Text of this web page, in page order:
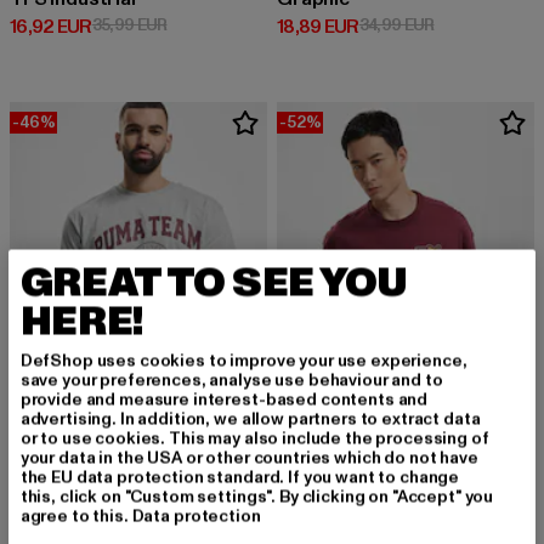
16,92 EUR
Derzeitiger Preis: 16,92 EUR
35,99 EURAktionspreis: 35,99 EUR
18,89 EUR
Derzeitiger Preis: 18,89 EUR
34,99 EURAktionspreis:
-46%
PUMA
Puma Team Graphic T-Shirt
18,89 EUR
Derzeitiger Preis: 18,89 EUR
34,99 EURAktionspreis: 34,99 EUR
-52%
PUMA
Graphic
24,00 EUR
Derzeitiger Preis: 24,00 EUR
49,99 EURAktionspreis:
GREAT TO SEE YOU
HERE!
DefShop uses cookies to improve your use experience,
save your preferences, analyse use behaviour and to
provide and measure interest-based contents and
advertising. In addition, we allow partners to extract data
or to use cookies. This may also include the processing of
your data in the USA or other countries which do not have
the EU data protection standard. If you want to change
this, click on "Custom settings". By clicking on "Accept" you
agree to this. Data protection